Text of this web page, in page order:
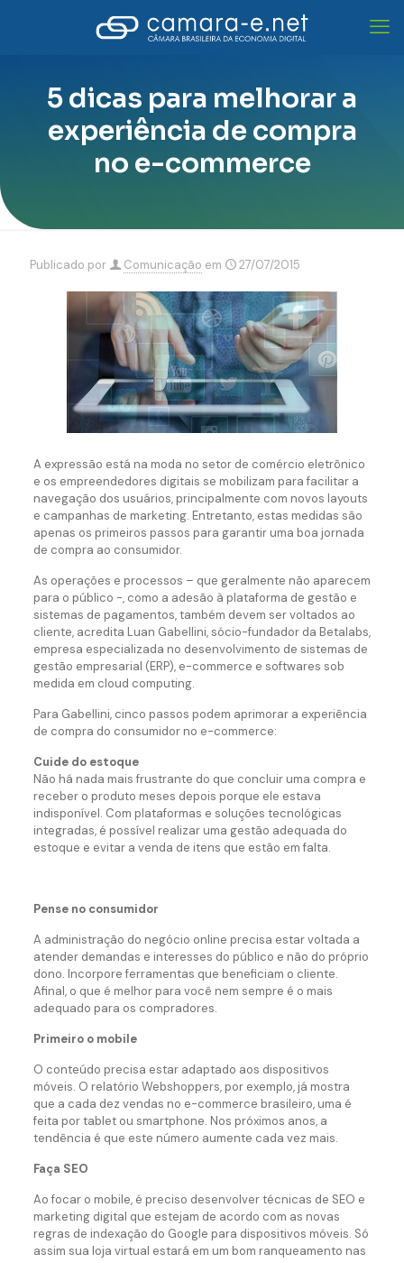
5 dicas para melhorar a
experiência de compra
no e-commerce
Publicado por Comunicação em 27/07/2015
A expressão está na moda no setor de comércio eletrônico
e os empreendedores digitais se mobilizam para facilitar a
navegação dos usuários, principalmente com novos layouts
e campanhas de marketing. Entretanto, estas medidas são
apenas os primeiros passos para garantir uma boa jornada
de compra ao consumidor.
As operações e processos – que geralmente não aparecem
para o público -, como a adesão à plataforma de gestão e
sistemas de pagamentos, também devem ser voltados ao
cliente, acredita Luan Gabellini, sócio-fundador da Betalabs,
empresa especializada no desenvolvimento de sistemas de
gestão empresarial (ERP), e-commerce e softwares sob
medida em cloud computing.
Para Gabellini, cinco passos podem aprimorar a experiência
de compra do consumidor no e-commerce:
Cuide do estoque
Não há nada mais frustrante do que concluir uma compra e
receber o produto meses depois porque ele estava
indisponível. Com plataformas e soluções tecnológicas
integradas, é possível realizar uma gestão adequada do
estoque e evitar a venda de itens que estão em falta.
Pense no consumidor
A administração do negócio online precisa estar voltada a
atender demandas e interesses do público e não do próprio
dono. Incorpore ferramentas que beneficiam o cliente.
Afinal, o que é melhor para você nem sempre é o mais
adequado para os compradores.
Primeiro o mobile
O conteúdo precisa estar adaptado aos dispositivos
móveis. O relatório Webshoppers, por exemplo, já mostra
que a cada dez vendas no e-commerce brasileiro, uma é
feita por tablet ou smartphone. Nos próximos anos, a
tendência é que este número aumente cada vez mais.
Faça SEO
Ao focar o mobile, é preciso desenvolver técnicas de SEO e
marketing digital que estejam de acordo com as novas
regras de indexação do Google para dispositivos móveis. Só
assim sua loja virtual estará em um bom ranqueamento nas